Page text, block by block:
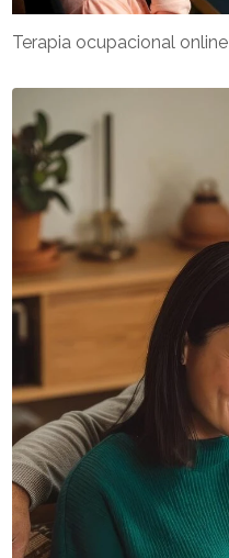
Terapia ocupacional online